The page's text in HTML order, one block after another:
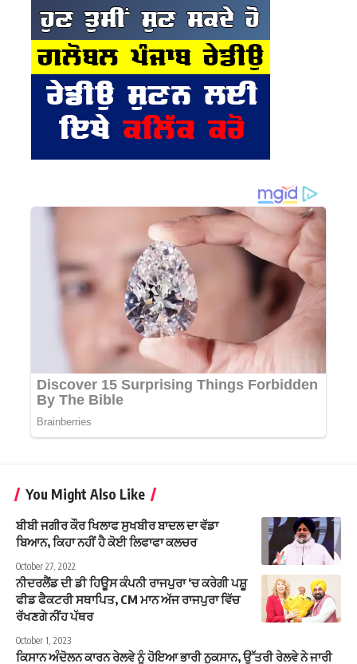
You Might Also Like
ਬੀਬੀ ਜਗੀਰ ਕੌਰ ਖਿਲਾਫ ਸੁਖਬੀਰ ਬਾਦਲ ਦਾ ਵੱਡਾ
ਬਿਆਨ, ਕਿਹਾ ਨਹੀਂ ਹੈ ਕੋਈ ਲਿਫਾਫਾ ਕਲਚਰ
October 27, 2022
ਨੀਦਰਲੈਂਡ ਦੀ ਡੀ ਹਿਊਸ ਕੰਪਨੀ ਰਾਜਪੁਰਾ ‘ਚ ਕਰੇਗੀ ਪਸ਼ੂ
ਫੀਡ ਫੈਕਟਰੀ ਸਥਾਪਿਤ, CM ਮਾਨ ਅੱਜ ਰਾਜਪੁਰਾ ਵਿੱਚ
ਰੱਖਣਗੇ ਨੀਂਹ ਪੱਥਰ
October 1, 2023
ਕਿਸਾਨ ਅੰਦੋਲਨ ਕਾਰਨ ਰੇਲਵੇ ਨੂੰ ਹੋਇਆ ਭਾਰੀ ਨੁਕਸਾਨ, ਉੱਤਰੀ ਰੇਲਵੇ ਨੇ ਜਾਰੀ